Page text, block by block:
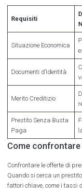
Requisiti
Situazione Economica
Documenti d’Identità
Merito Creditizio
Prestito Senza Busta
Paga
Come
Confrontare le offerte di
Quando si cerca un
fattori chiave, come i tassi